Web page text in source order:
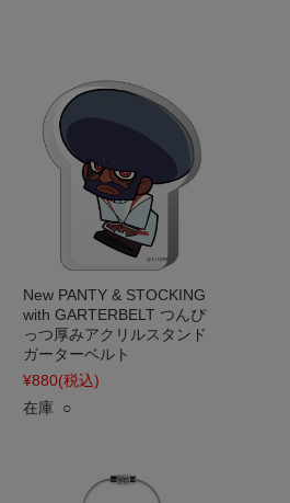
New PANTY & STOCKING
with GARTERBELT つんぴ
っつ厚みアクリルスタンド
ガーターベルト
¥880(税込)
在庫 ○